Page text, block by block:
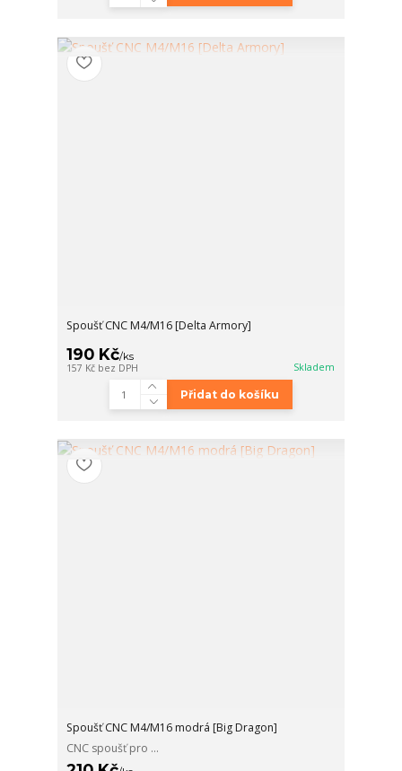
Spoušť CNC M4/M16 [Delta Armory]
190 Kč/ks
157 Kč bez DPH Skladem
Přidat do košíku
Spoušť CNC M4/M16 modrá [Big Dragon]
CNC spoušť pro ...